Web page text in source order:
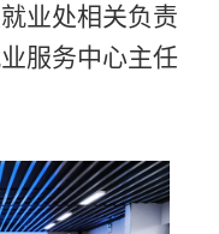
业处相关负责
服务中心主任